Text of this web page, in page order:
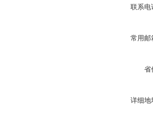
联系电
常用邮
省
详细地